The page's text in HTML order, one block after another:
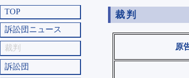
TOP
訴訟団ニュース
裁判
訴訟団
裁判
原